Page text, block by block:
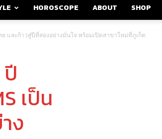
HOROSCOPE ABOUT SHOP
และก้าวสู่ปีที่สองอย่างมั่นใจ พร้อมเปิดสาขาใหม่ที่ภูเก็ต
เป็น
ง